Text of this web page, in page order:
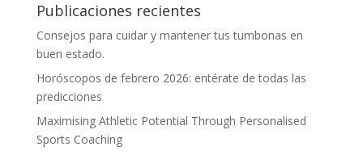
Publicaciones recientes
Consejos para cuidar y mantener tus tumbonas en
buen estado.
Horóscopos de febrero 2026: entérate de todas las
predicciones
Maximising Athletic Potential Through Personalised
Sports Coaching